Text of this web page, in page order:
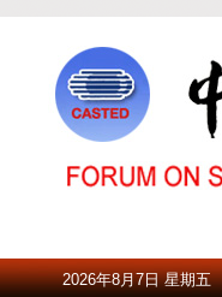
2026年8月7日 星期五